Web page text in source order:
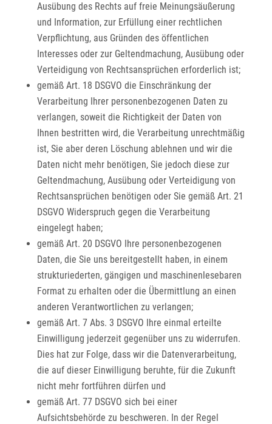
Ausübung des Rechts auf freie Meinungsäußerung
und Information, zur Erfüllung einer rechtlichen
Verpflichtung, aus Gründen des öffentlichen
Interesses oder zur Geltendmachung, Ausübung oder
Verteidigung von Rechtsansprüchen erforderlich ist;
gemäß Art. 18 DSGVO die Einschränkung der
Verarbeitung Ihrer personenbezogenen Daten zu
verlangen, soweit die Richtigkeit der Daten von
Ihnen bestritten wird, die Verarbeitung unrechtmäßig
ist, Sie aber deren Löschung ablehnen und wir die
Daten nicht mehr benötigen, Sie jedoch diese zur
Geltendmachung, Ausübung oder Verteidigung von
Rechtsansprüchen benötigen oder Sie gemäß Art. 21
DSGVO Widerspruch gegen die Verarbeitung
eingelegt haben;
gemäß Art. 20 DSGVO Ihre personenbezogenen
Daten, die Sie uns bereitgestellt haben, in einem
strukturiederten, gängigen und maschinenlesebaren
Format zu erhalten oder die Übermittlung an einen
anderen Verantwortlichen zu verlangen;
gemäß Art. 7 Abs. 3 DSGVO Ihre einmal erteilte
Einwilligung jederzeit gegenüber uns zu widerrufen.
Dies hat zur Folge, dass wir die Datenverarbeitung,
die auf dieser Einwilligung beruhte, für die Zukunft
nicht mehr fortführen dürfen und
gemäß Art. 77 DSGVO sich bei einer
Aufsichtsbehörde zu beschweren. In der Regel